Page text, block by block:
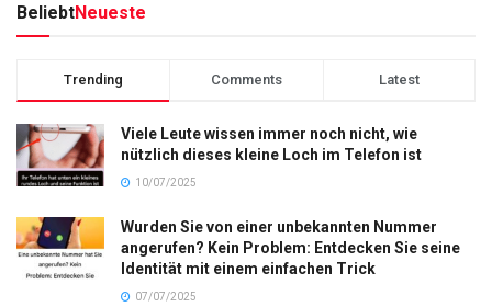
BeliebtNeueste
Trending Comments Latest
Viele Leute wissen immer noch nicht, wie
nützlich dieses kleine Loch im Telefon ist
10/07/2025
Wurden Sie von einer unbekannten Nummer
angerufen? Kein Problem: Entdecken Sie seine
Identität mit einem einfachen Trick
07/07/2025